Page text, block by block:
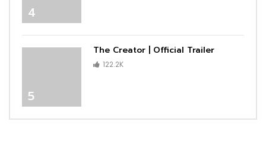
4
5
The Creator | Official Trailer
122.2K